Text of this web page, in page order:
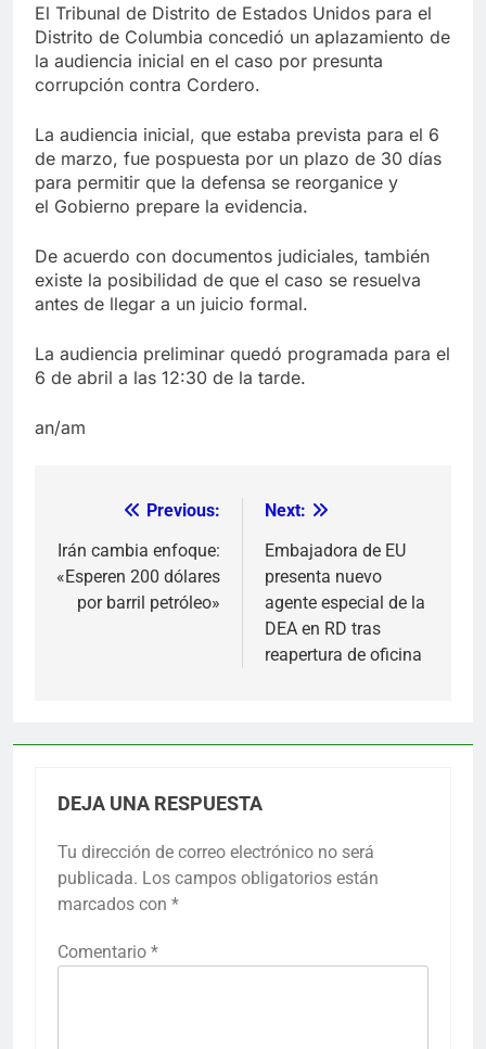
El Tribunal de Distrito de Estados Unidos para el
Distrito de Columbia concedió un aplazamiento de
la audiencia inicial en el caso por presunta
corrupción contra Cordero.
La audiencia inicial, que estaba prevista para el 6
de marzo, fue pospuesta por un plazo de 30 días
para permitir que la defensa se reorganice y
el Gobierno prepare la evidencia.
De acuerdo con documentos judiciales, también
existe la posibilidad de que el caso se resuelva
antes de llegar a un juicio formal.
La audiencia preliminar quedó programada para el
6 de abril a las 12:30 de la tarde.
an/am
Navegación
de
entradas
Previous:
Irán cambia enfoque:
«Esperen 200 dólares
por barril petróleo»
Next:
Embajadora de EU
presenta nuevo
agente especial de la
DEA en RD tras
reapertura de oficina
DEJA UNA RESPUESTA
Tu dirección de correo electrónico no será
publicada. Los campos obligatorios están
marcados con *
Comentario *